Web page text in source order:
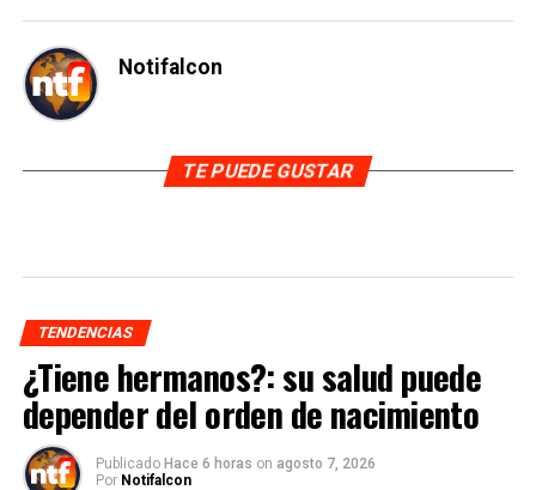
Notifalcon
TE PUEDE GUSTAR
TENDENCIAS
¿Tiene hermanos?: su salud puede
depender del orden de nacimiento
Publicado Hace 6 horas on agosto 7, 2026
Por Notifalcon